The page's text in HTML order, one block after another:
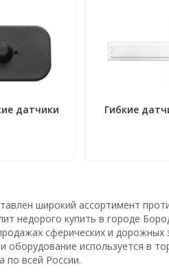
датчики Гибкие
широкий ассортимент
недорого купить в городе
сферических и
используется в
по всей России.